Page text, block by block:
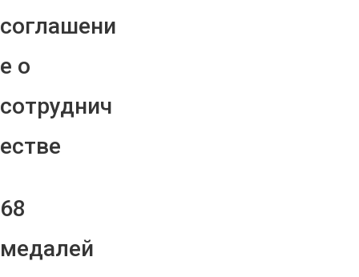
соглашени
е о
сотруднич
естве
68
медалей